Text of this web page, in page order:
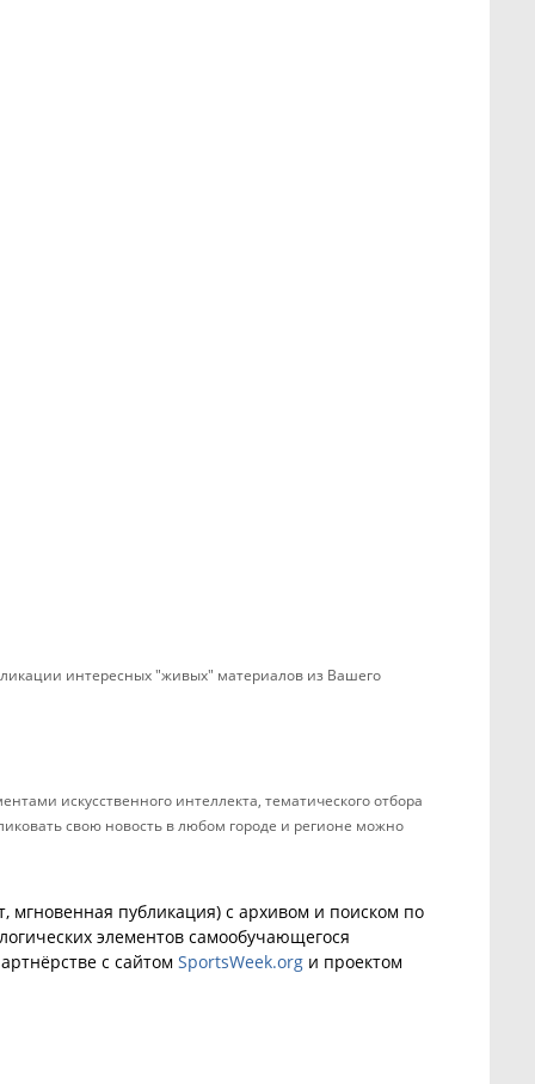
интересных "живых" материалов из Вашего
искусственного интеллекта, тематического отбора
свою новость в любом городе и регионе можно
публикация) с архивом и поиском по
элементов самообучающегося
с сайтом SportsWeek.org и проектом